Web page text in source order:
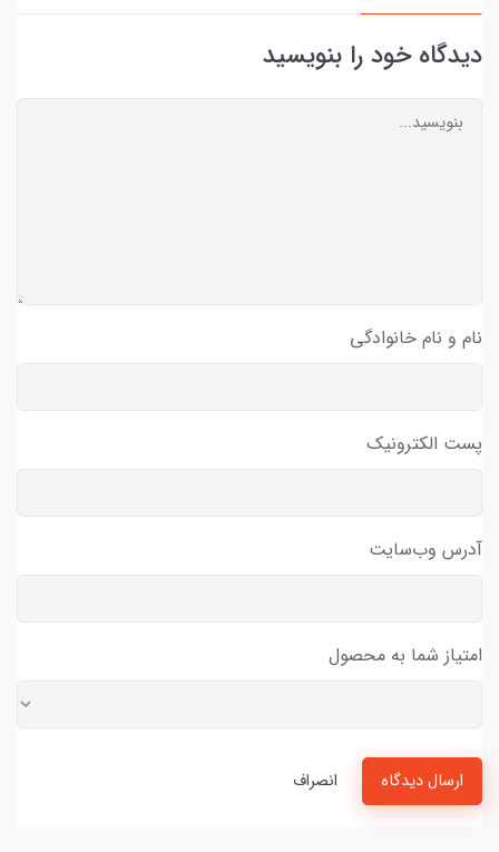
دیدگاه خود را بنویسید
نام و نام خانوادگی
پست الکترونیک
آدرس وب‌سایت
امتیاز شما به محصول
ارسال دیدگاه انصراف